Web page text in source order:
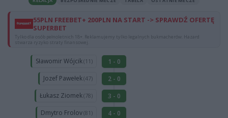
55PLN FREEBET+ 200PLN NA START -> SPRAWDŹ OFERTĘ
SUPERBET
Tylko dla osób pełnoletnich 18+. Reklamujemy tylko legalnych bukmacherów. Hazard
stwarza ryzyko straty finansowej.
Sławomir Wójcik(11)
1 - 0
Jozef Pawełek(47)
2 - 0
Łukasz Ziomek(78)
3 - 0
Dmytro Frolov(81)
4 - 0